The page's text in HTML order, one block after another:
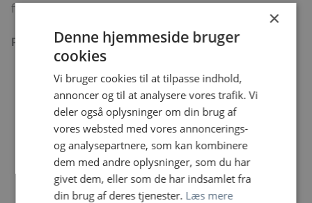
følgevagt, hvis du vil opleve afsnittet inden du søger.
Praktisk
Ansøgningsfrist:
Samtaler:afholdes løbende
Tiltrædelse: 1. december 2025 og løbende efter
aftale
Stillinger:Fuldtid med mulighed for deltid efter
endt oplæring
Løn- og ansættelsesforhold efter gældende
overenskomst
Ved indstilling til ansættelse indhentes børne- og
×
Denne hjemmeside bruger
cookies
Vi bruger cookies til at tilpasse indhold,
annoncer og til at analysere vores trafik. Vi
deler også oplysninger om din brug af
vores websted med vores annoncerings-
og analysepartnere, som kan kombinere
dem med andre oplysninger, som du har
givet dem, eller som de har indsamlet fra
din brug af deres tjenester. Læs mere